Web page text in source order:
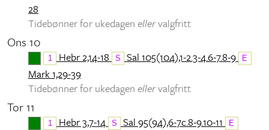
28
Tidebønner for ukedagen ellervalgfritt
Ons 10
1 Hebr 2,14-18 S Sal 105(104),1-2.3-4.6-7.8-9 E
Mark 1,29-39
Tidebønner for ukedagen ellervalgfritt
Tor 11
1 Hebr 3,7-14 S Sal 95(94),6-7c.8-9.10-11 E